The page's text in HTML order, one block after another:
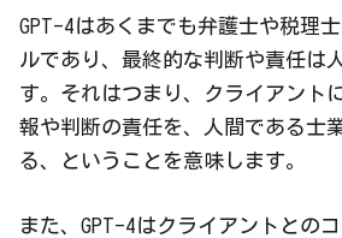
GPT-4はあくまでも弁護士や税理
ルであり、最終的な判断や責任は
す。それはつまり、クライアント
報や判断の責任を、人間である士
る、ということを意味します。
また、GPT-4はクライアントとの